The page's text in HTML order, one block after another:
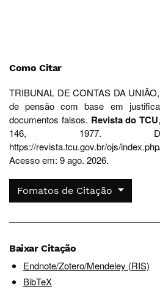
Como Citar
TRIBUNAL DE CONTAS DA
de pensão com base em
documentos falsos. Revista do TCU
146, 1977.
https://revista.tcu.gov.br/ojs/
Acesso em: 9 ago. 2026.
Fomatos de Citação
Baixar Citação
Endnote/Zotero/Mendeley (RIS)
BibTeX